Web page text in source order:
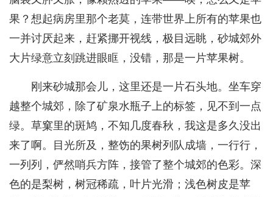
果？想起病房里那个老莫，连带世界上所有的苹果也
一并讨厌起来，赶紧挪开视线，极目远眺，砂城郊外
大片绿意立刻跳进眼眶，没错，那是一片苹果树。
刚来砂城那会儿，这里还是一片石头地。坐车穿
越整个城郊，除了矿泉水瓶子上的标签，见不到一点
绿。草窠里的斑鸠，不知几度春秋，我这是多久没出
来了啊。目光所及，整饬的果树列队成墙，一行行，
一列列，俨然哨兵方阵，接管了整个城郊的色彩。深
色的是梨树，树冠稀疏，叶片光滑；浅色树皮是苹